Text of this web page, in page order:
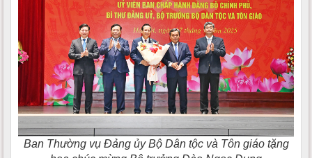
Ban Thường vụ Đảng ủy Bộ Dân tộc và Tôn giáo tặng